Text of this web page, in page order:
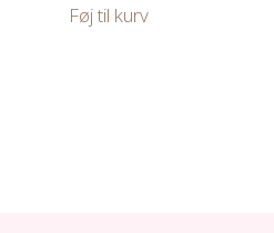
Føj til kurv